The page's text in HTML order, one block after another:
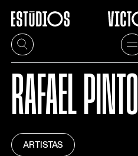
RAFAEL PINTO
ARTISTAS